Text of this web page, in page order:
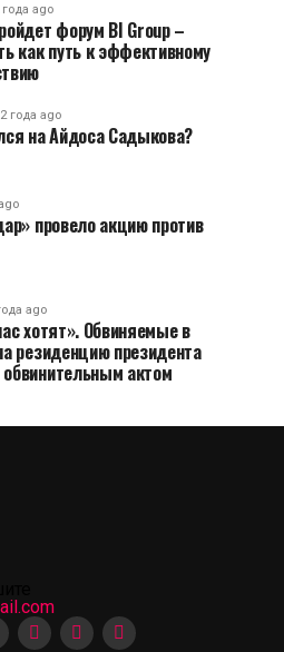
года ago
форум BI Group –
как путь к эффективному
2 года ago
на Айдоса Садыкова?
провело акцию против
ago
хотят». Обвиняемые в
резиденцию президента
актом